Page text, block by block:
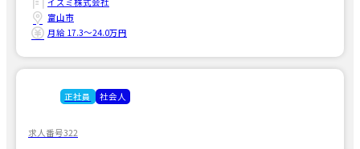
富山市
月給 17.3〜24.0万円
正社員 社会人
求人番号322